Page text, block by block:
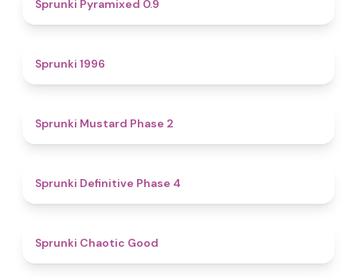
Sprunki Pyramixed 0.9
Sprunki 1996
Sprunki Mustard Phase 2
Sprunki Definitive Phase 4
Sprunki Chaotic Good